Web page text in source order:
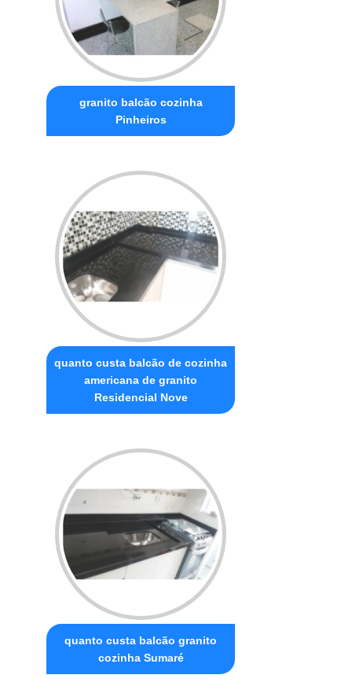
granito balcão cozinha
Pinheiros
quanto custa balcão de cozinha
americana de granito
Residencial Nove
quanto custa balcão granito
cozinha Sumaré